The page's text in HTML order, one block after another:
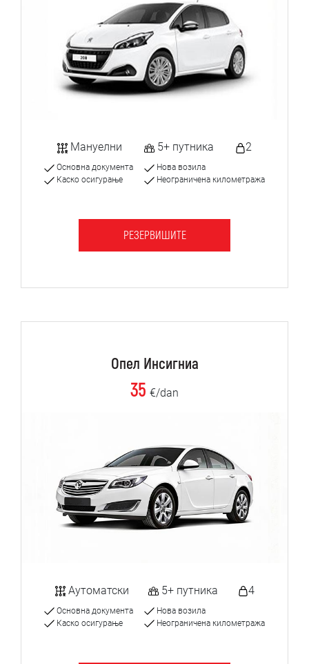
Мануелни 5+ путника 2
Основна документа
Каско осигурање
Нова возила
Неограничена километража
РЕЗЕРВИШИТЕ
Опел Инсигниа
35 €/dan
Аутоматски 5+ путника 4
Основна документа
Каско осигурање
Нова возила
Неограничена километража